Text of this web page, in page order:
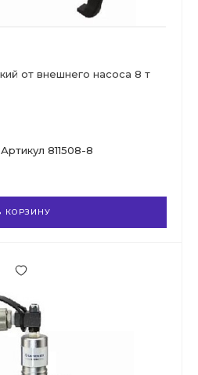
от внешнего насоса 8 т
Артикул 811508-8
КОРЗИНУ